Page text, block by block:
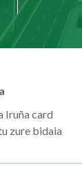
Iruña card
zure bidaia